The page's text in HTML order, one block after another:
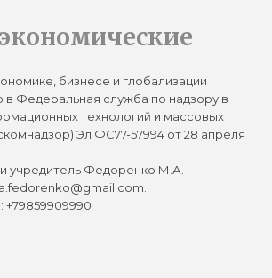
бизнесе и глобализации
в Федеральная служба по надзору в
технологий и массовых
Эл ФС77-57994 от 28 апреля
учредитель Федоренко М.А.
+79859909990